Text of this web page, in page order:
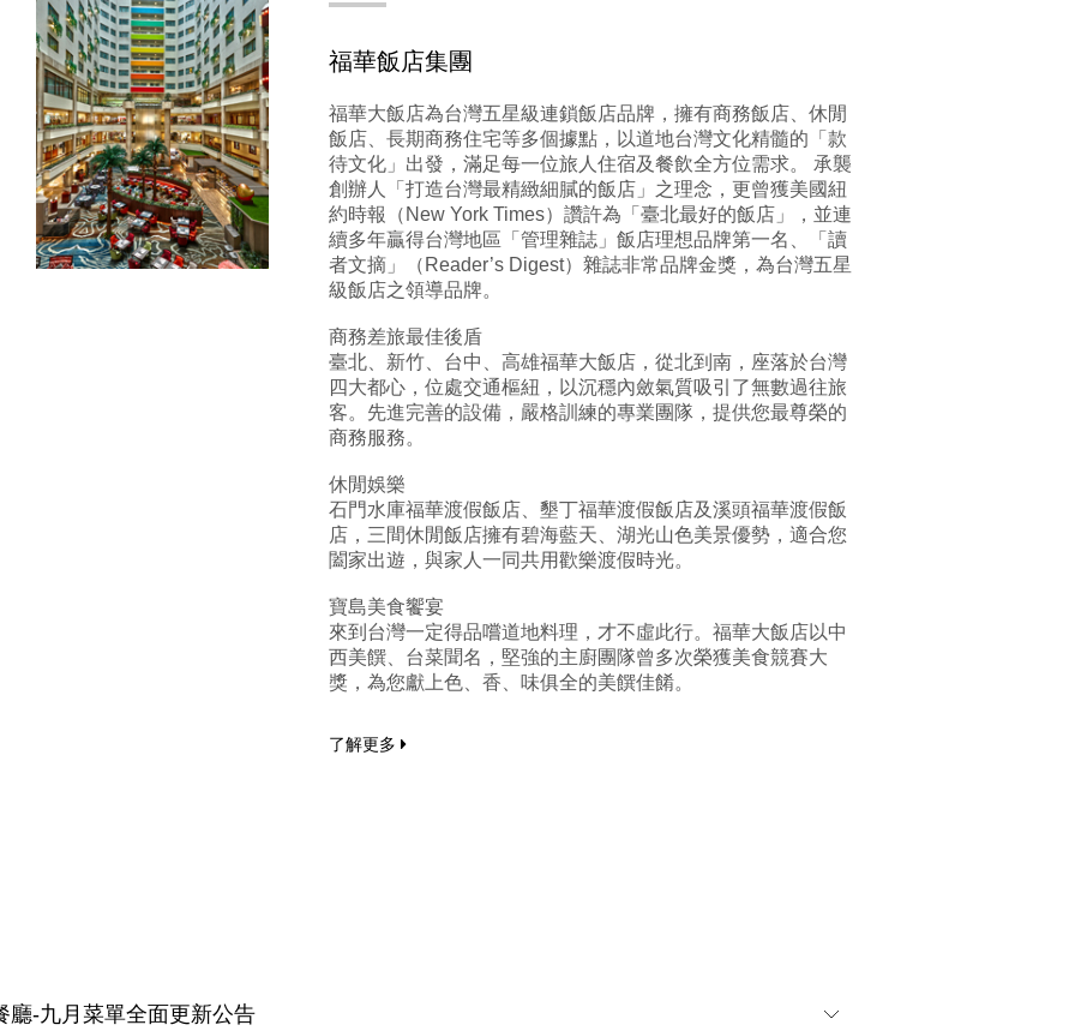
福華飯店集團
福華大飯店為台灣五星級連鎖飯店品牌，擁有商務飯店、休閒
飯店、長期商務住宅等多個據點，以道地台灣文化精髓的「款
待文化」出發，滿足每一位旅人住宿及餐飲全方位需求。 承襲
創辦人「打造台灣最精緻細膩的飯店」之理念，更曾獲美國紐
約時報（New York Times）讚許為「臺北最好的飯店」，並連
續多年贏得台灣地區「管理雜誌」飯店理想品牌第一名、「讀
者文摘」（Reader’s Digest）雜誌非常品牌金獎，為台灣五星
級飯店之領導品牌。
商務差旅最佳後盾
臺北、新竹、台中、高雄福華大飯店，從北到南，座落於台灣
四大都心，位處交通樞紐，以沉穩內斂氣質吸引了無數過往旅
客。先進完善的設備，嚴格訓練的專業團隊，提供您最尊榮的
商務服務。
休閒娛樂
石門水庫福華渡假飯店、墾丁福華渡假飯店及溪頭福華渡假飯
店，三間休閒飯店擁有碧海藍天、湖光山色美景優勢，適合您
闔家出遊，與家人一同共用歡樂渡假時光。
寶島美食饗宴
來到台灣一定得品嚐道地料理，才不虛此行。福華大飯店以中
西美饌、台菜聞名，堅強的主廚團隊曾多次榮獲美食競賽大
獎，為您獻上色、香、味俱全的美饌佳餚。
了解更多
廳-九月菜單全面更新公告